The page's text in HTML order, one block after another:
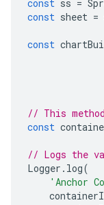
const ss =
const sheet =
const
// This
const
// Logs the
Logger . log(
'Anchor